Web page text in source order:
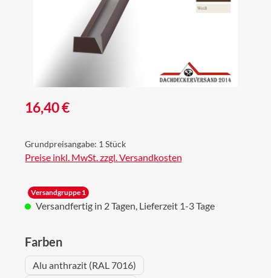
Regulärer Preis:
16,40 €
Grundpreisangabe: 1 Stück
Preise inkl. MwSt. zzgl. Versandkosten
Versandgruppe 1
Versandfertig in 2 Tagen, Lieferzeit 1-3 Tage
Farbenauswählen
Alu anthrazit (RAL 7016)